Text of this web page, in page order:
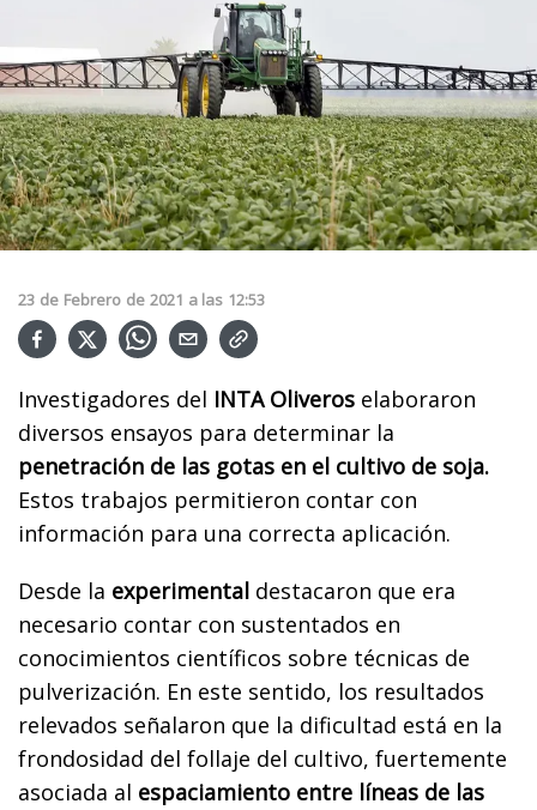
23 de Febrero de 2021 a las 12:53
Investigadores del INTA Oliveros elaboraron
diversos ensayos para determinar la
penetración de las gotas en el cultivo de soja.
Estos trabajos permitieron contar con
información para una correcta aplicación.
Desde la experimental destacaron que era
necesario contar con sustentados en
conocimientos científicos sobre técnicas de
pulverización. En este sentido, los resultados
relevados señalaron que la dificultad está en la
frondosidad del follaje del cultivo, fuertemente
asociada al espaciamiento entre líneas de las